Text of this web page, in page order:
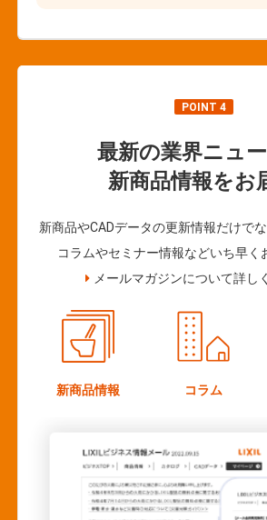
POINT 4
最新の業界ニュ
新商品情報をお
新商品やCADデータの更新情報だけで
コラムやセミナー情報などいち早く
メールマガジンについて詳し
新商品情報 コラム